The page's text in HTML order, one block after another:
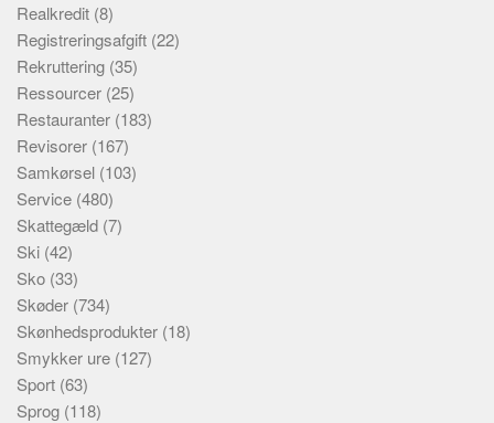
Realkredit (8)
Registreringsafgift (22)
Rekruttering (35)
Ressourcer (25)
Restauranter (183)
Revisorer (167)
Samkørsel (103)
Service (480)
Skattegæld (7)
Ski (42)
Sko (33)
Skøder (734)
Skønhedsprodukter (18)
Smykker ure (127)
Sport (63)
Sprog (118)